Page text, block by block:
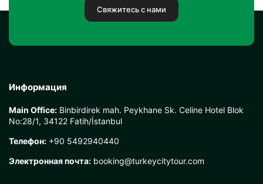
Свяжитесь с нами
Информация
Main Office: Binbirdirek mah. Peykhane Sk. Celine Hotel Blok
No:28/1, 34122 Fatih/İstanbul
Телефон: +90 5492940440
Электронная почта: booking@turkeycitytour.com